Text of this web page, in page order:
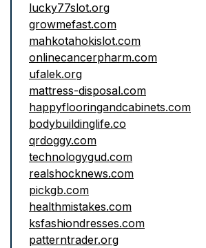
lucky77slot.org
growmefast.com
mahkotahokislot.com
onlinecancerpharm.com
ufalek.org
mattress-disposal.com
happyflooringandcabinets.com
bodybuildinglife.co
qrdoggy.com
technologygud.com
realshocknews.com
pickgb.com
healthmistakes.com
ksfashiondresses.com
patterntrader.org